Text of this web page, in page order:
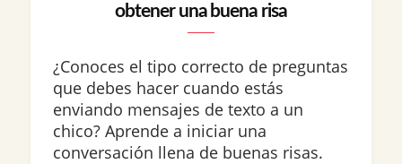
obtener una buena risa
¿Conoces el tipo correcto de preguntas
que debes hacer cuando estás
enviando mensajes de texto a un
chico? Aprende a iniciar una
conversación llena de buenas risas.